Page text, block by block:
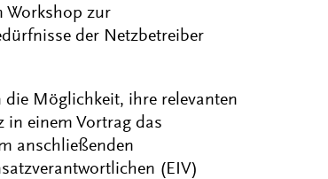
Workshop zur
der Netzbetreiber
Möglichkeit, ihre relevanten
in einem Vortrag das
anschließenden
(EIV)